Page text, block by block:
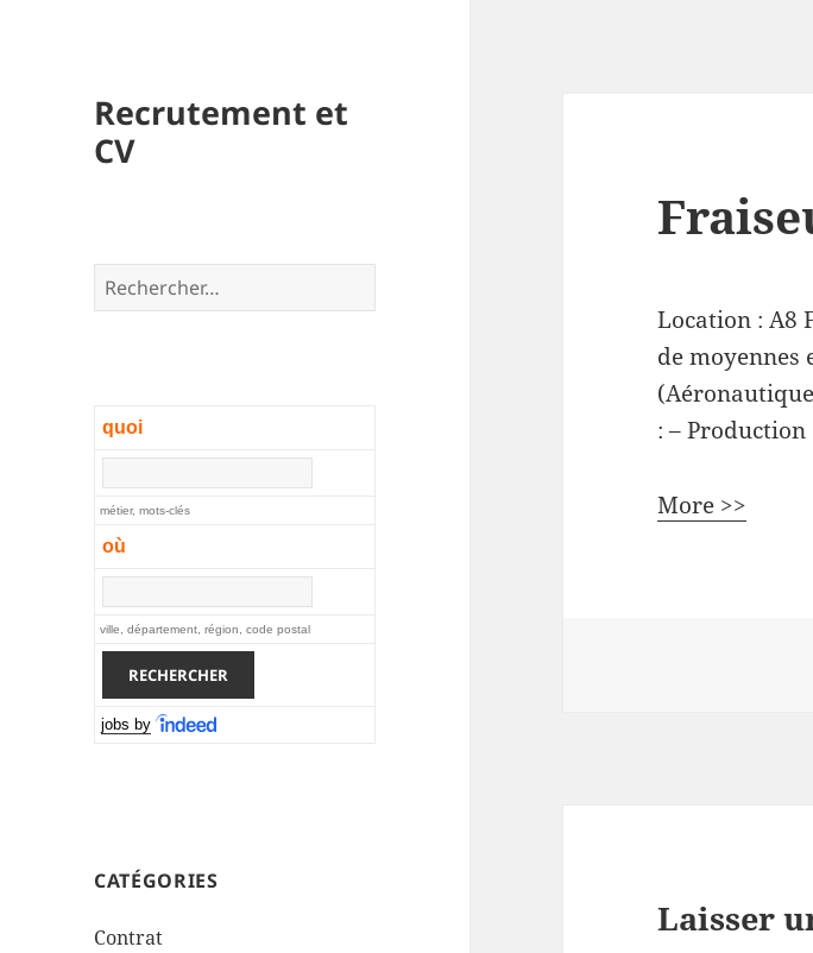
Recrutement et
CV
Rechercher :
quoi
métier, mots-clés
où
ville, département, région, code postal
jobs by
CATÉGORIES
Contrat
Location :A8
de moyennes
: –
More >>
Laisser